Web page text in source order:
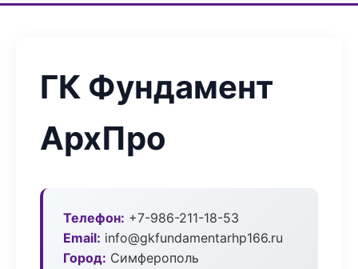
ГК Фундамент
АрхПро
Телефон: +7-986-211-18-53
Email: info@gkfundamentarhp166.ru
Город: Симферополь